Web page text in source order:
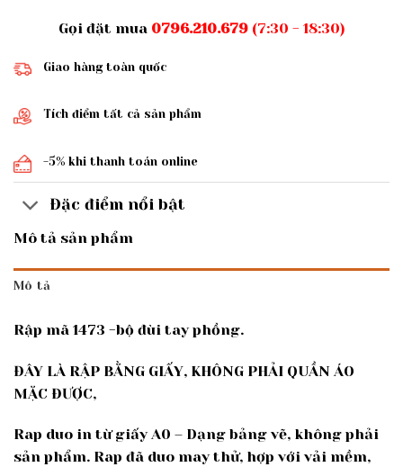
Gọi đặt mua 0796.210.679(7:30 - 18:30)
Giao hàng toàn quốc
Tích điểm tất cả sản phẩm
-5% khi thanh toán online
Đặc điểm nổi bật
Mô tả sản phẩm
Mô tả
Rập mã 1473 -bộ đùi tay phồng.
ĐÂY LÀ RẬP BẰNG GIẤY, KHÔNG PHẢI QUẦN ÁO
MẶC ĐƯỢC,
Rap duo in từ giấy A0 – Dạng bảng vẽ, không phải
sản phẩm. Rap đã duo may thử, hợp với vải mềm,